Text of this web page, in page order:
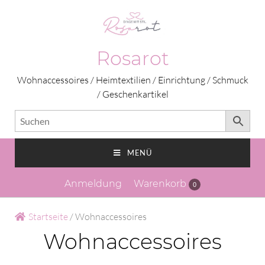
Rosarot
Wohnaccessoires / Heimtextilien / Einrichtung / Schmuck
/ Geschenkartikel
MENÜ
Anmeldung Warenkorb 0
Startseite/ Wohnaccessoires
Wohnaccessoires